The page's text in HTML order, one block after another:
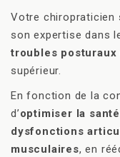
Votre chiropraticien
son expertise dans
troubles posturaux
supérieur.
En fonction de la
d’optimiser la santé
dysfonctions
musculaires, en